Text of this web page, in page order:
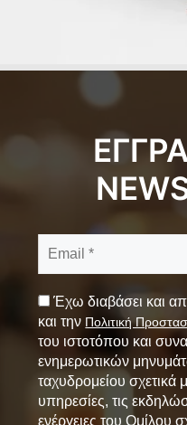
Έχω διαβάσει και
και την Πολιτική
του ιστοτόπου και
ενημερωτικών
ταχυδρομείου σχετικά
υπηρεσίες, τις
ενέργειες του Ομίλου